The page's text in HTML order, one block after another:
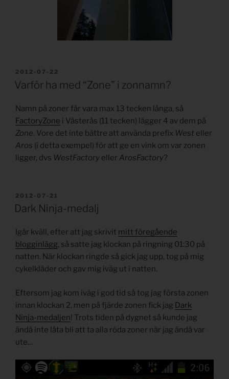
PUBLICERAT
2012-07-22
Varför ha med “Zone” i zonnamn?
Namn på zoner får vara max 13 tecken långa, så
FactoryZone i Västerås (11 tecken) lägger 4 av dem på
Zone. Vore det inte bättre att använda prefix West eller
Aros (i detta exempel) för att ge en vink om var zonen
ligger, dvs WestFactory eller ArosFactory?
PUBLICERAT
2012-07-21
Dark Ninja-medalj
Igår kväll, efter att jag skrivit mitt föregående
blogginlägg, så satte jag klockan på ringning 01:30 på
natten. När klockan ringde så gick jag upp, tog på mig
cykelkläder och gav mig iväg ut i natten.
Eftersom jag kom iväg i god tid så tog jag första zonen
innan klockan 2, men på fjärde zonen fick jag Dark
Ninja-medaljen! Trots tiden på dygnet så kunde jag
ändå inte låta bli att ta alla röda zoner när jag ändå var
ute…